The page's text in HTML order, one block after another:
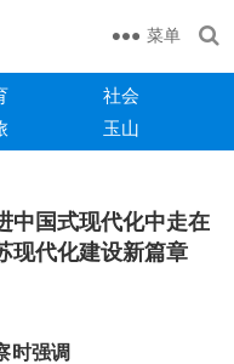
菜单
社会
玉山
中国式现代化中走在
现代化建设新篇章
时强调